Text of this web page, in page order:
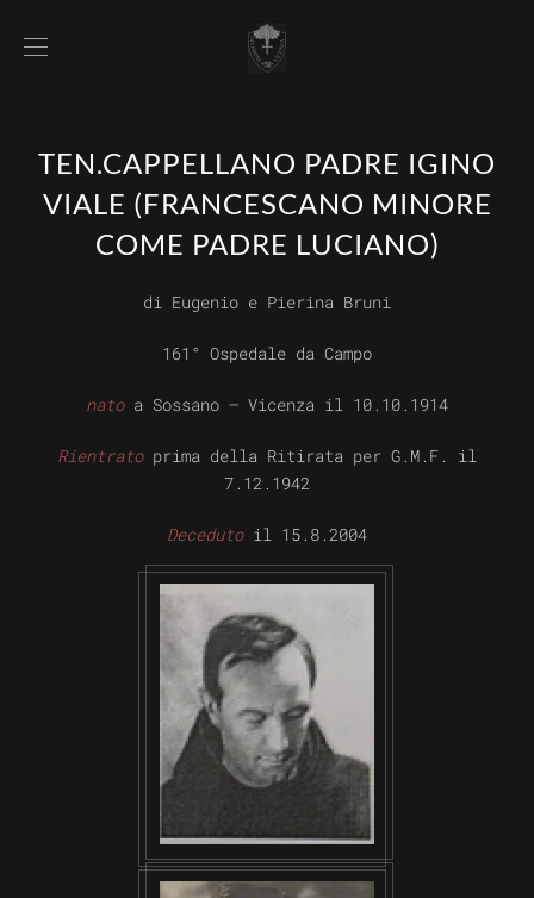
TEN.CAPPELLANO PADRE IGINO
VIALE (FRANCESCANO MINORE
COME PADRE LUCIANO)
di Eugenio e Pierina Bruni
161° Ospedale da Campo
natoa Sossano – Vicenza il 10.10.1914
Rientratoprima della Ritirata per G.M.F. il
7.12.1942
Decedutoil 15.8.2004
VISUALIZZA